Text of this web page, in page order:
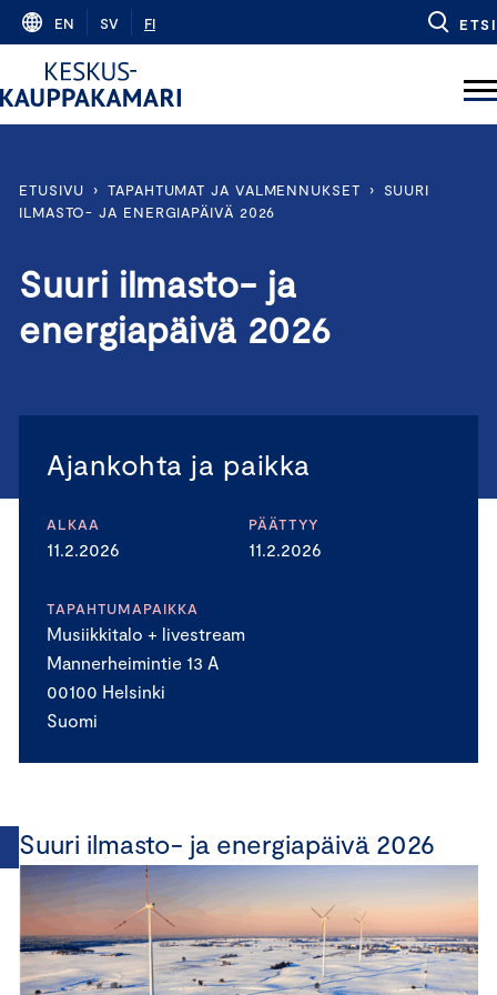
Skip
content
EN SV FI ETSI
ETUSIVU › TAPAHTUMAT JA VALMENNUKSET ›
SUURI
ILMASTO- JA ENERGIAPÄIVÄ 2026
Suuri ilmasto- ja
energiapäivä 2026
Ajankohta ja paikka
ALKAA
11.2.2026
PÄÄTTYY
11.2.2026
TAPAHTUMAPAIKKA
Musiikkitalo + livestream
Mannerheimintie 13 A
00100 Helsinki
Suomi
Suuri ilmasto- ja energiapäivä 2026